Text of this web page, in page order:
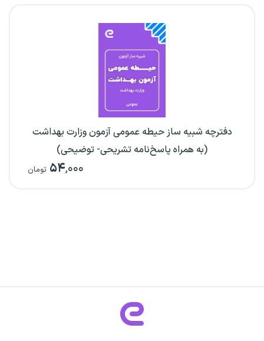
دفترچه شبیه ساز حیطه عمومی آزمون وزارت بهداشت
(به همراه پاسخ‌نامه تشریحی- توضیحی)
۵۴,۰۰۰ تومان